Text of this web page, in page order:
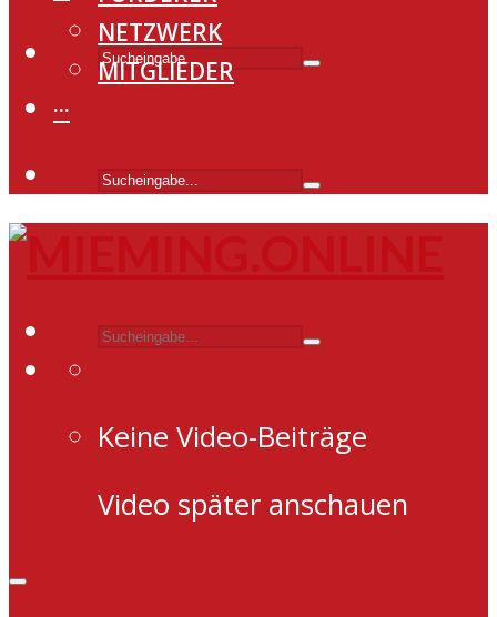
NETZWERK
MITGLIEDER
···
Keine Video-Beiträge
Video später anschauen